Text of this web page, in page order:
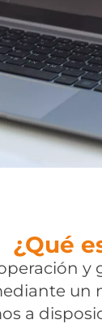
¿Qué
y
un
a